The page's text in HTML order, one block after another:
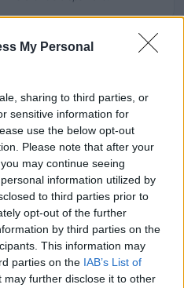
My Personal
sharing to third parties, or
sensitive information for
use the below opt-out
Please note that after your
may continue seeing
information utilized by
to third parties prior to
opt-out of the further
by third parties on the
This information may
parties on the IAB’s List of
may further disclose it to other
pubblici
beneficiaria di 2 aiuti o
di 540.543 euro (2020–
"perequativo"
(estensione